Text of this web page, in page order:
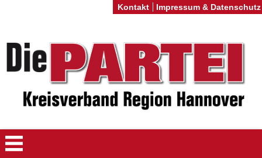
Kontakt Impressum & Datenschutz